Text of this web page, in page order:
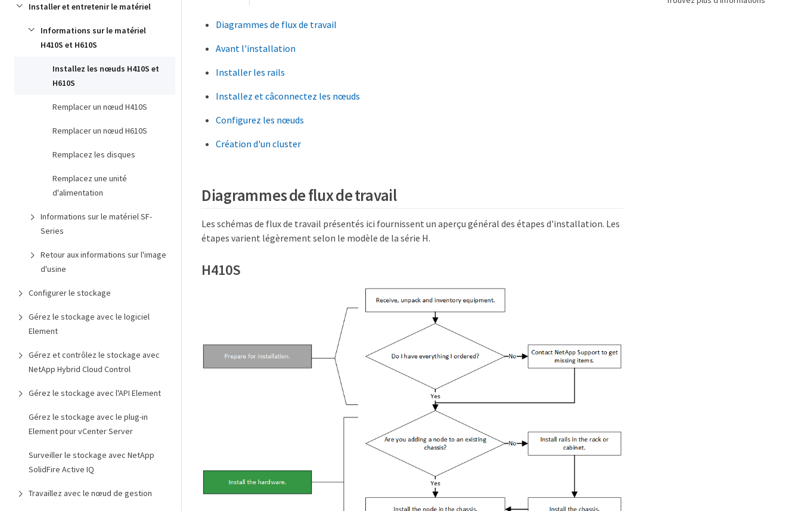
Installer et entretenir le matériel
Informations sur le matériel
H410S et H610S
Installez les nœuds H410S et
H610S
Remplacer un nœud H410S
Remplacer un nœud H610S
Remplacez les disques
Remplacez une unité
d'alimentation
Informations sur le matériel SF-
Series
Retour aux informations sur l'image
d'usine
Configurer le stockage
Gérez le stockage avec le logiciel
Element
Gérez et contrôlez le stockage avec
NetApp Hybrid Cloud Control
Gérez le stockage avec l'API Element
Gérez le stockage avec le plug-in
Element pour vCenter Server
Surveiller le stockage avec NetApp
SolidFire Active IQ
Travaillez avec le nœud de gestion
Diagrammes de flux de travail
Avant l'installation
Installer les rails
Installez et câconnectez les nœuds
Configurez les nœuds
Création d'un cluster
Diagrammes de flux de travail
Les schémas de flux de travail présentés ici fournissent un aperçu général des étapes d'installation. Les
étapes varient légèrement selon le modèle de la série H.
H410S